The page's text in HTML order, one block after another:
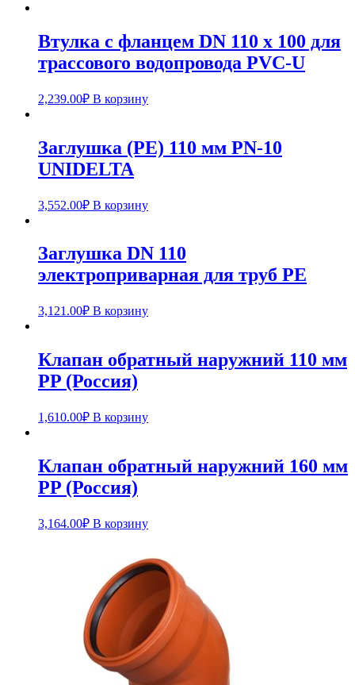
Втулка с фланцем DN 110 х 100 для
трассового водопровода PVC-U
2,239.00₽ В корзину
Заглушка (PE) 110 мм PN-10
UNIDELTA
3,552.00₽ В корзину
Заглушка DN 110
электроприварная для труб РЕ
3,121.00₽ В корзину
Клапан обратный наружний 110 мм
PP (Россия)
1,610.00₽ В корзину
Клапан обратный наружний 160 мм
PP (Россия)
3,164.00₽ В корзину